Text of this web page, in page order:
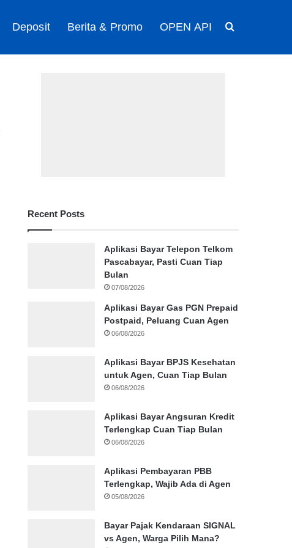
Deposit Berita & Promo OPEN API
Recent Posts
Aplikasi Bayar Telepon Telkom
Pascabayar, Pasti Cuan Tiap
Bulan
07/08/2026
Aplikasi Bayar Gas PGN Prepaid
Postpaid, Peluang Cuan Agen
06/08/2026
Aplikasi Bayar BPJS Kesehatan
untuk Agen, Cuan Tiap Bulan
06/08/2026
Aplikasi Bayar Angsuran Kredit
Terlengkap Cuan Tiap Bulan
06/08/2026
Aplikasi Pembayaran PBB
Terlengkap, Wajib Ada di Agen
05/08/2026
Bayar Pajak Kendaraan SIGNAL
vs Agen, Warga Pilih Mana?